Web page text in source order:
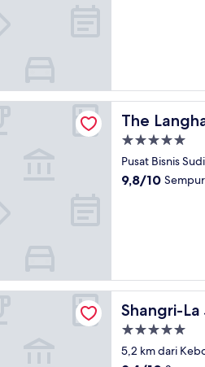
The
The
Properti
bintang
5.0
Pusat Bisnis
9.8
9,8/10
Shangri-
Shangri-La
Properti
bintang
5,2 km dari